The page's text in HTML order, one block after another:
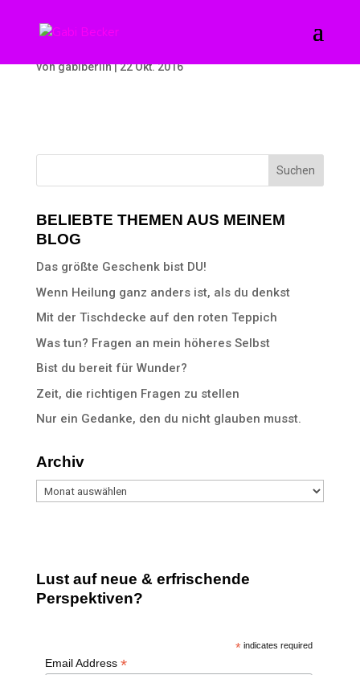
vongabiberlin|22 Okt. 2016
BELIEBTE THEMEN AUS MEINEM
BLOG
Das größte Geschenk bist DU!
Wenn Heilung ganz anders ist, als du denkst
Mit der Tischdecke auf den roten Teppich
Was tun? Fragen an mein höheres Selbst
Bist du bereit für Wunder?
Zeit, die richtigen Fragen zu stellen
Nur ein Gedanke, den du nicht glauben musst.
Archiv
Archiv
Lust auf neue & erfrischende
Perspektiven?
* indicates required
Email Address *